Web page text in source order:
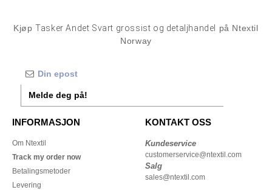
KjøpTasker Andet Svart grossist og detaljhandel
på Ntextil
Norway
Melde deg på!
INFORMASJON
Om Ntextil
Track my order now
Betalingsmetoder
Levering
KONTAKT OSS
Kundeservice
customerservice@ntextil.com
Salg
sales@ntextil.com